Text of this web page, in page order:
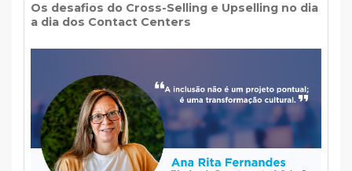
Os desafios do Cross-Selling e Upselling no dia
a dia dos Contact Centers